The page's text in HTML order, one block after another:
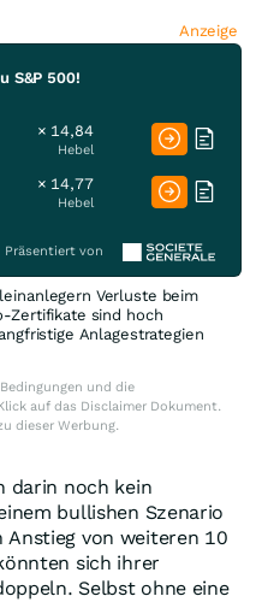
Anzeige
S&P 500!
× 14,84
Hebel
× 14,77
Hebel
Präsentiert von
Verluste beim
Zertifikate sind hoch
Anlagestrategien
und die
auf das Disclaimer Dokument.
dieser Werbung.
darin noch kein
bullishen Szenario
Anstieg von weiteren 10
sich ihrer
Selbst ohne eine